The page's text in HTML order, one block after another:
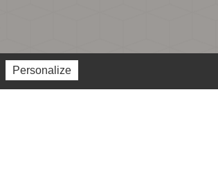
Personalize